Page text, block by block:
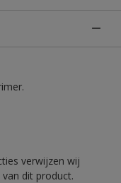
verwijzen wij
dit product.